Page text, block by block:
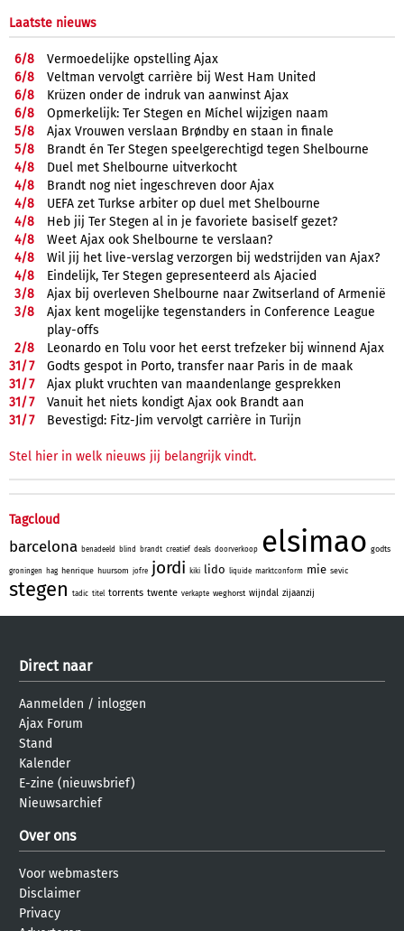
Laatste nieuws
6/8
Vermoedelijke opstelling Ajax
6/8
Veltman vervolgt carrière bij West Ham United
6/8
Krüzen onder de indruk van aanwinst Ajax
6/8
Opmerkelijk: Ter Stegen en Míchel wijzigen naam
5/8
Ajax Vrouwen verslaan Brøndby en staan in finale
5/8
Brandt én Ter Stegen speelgerechtigd tegen Shelbourne
4/8
Duel met Shelbourne uitverkocht
4/8
Brandt nog niet ingeschreven door Ajax
4/8
UEFA zet Turkse arbiter op duel met Shelbourne
4/8
Heb jij Ter Stegen al in je favoriete basiself gezet?
4/8
Weet Ajax ook Shelbourne te verslaan?
4/8
Wil jij het live-verslag verzorgen bij wedstrijden van Ajax?
4/8
Eindelijk, Ter Stegen gepresenteerd als Ajacied
3/8
Ajax bij overleven Shelbourne naar Zwitserland of Armenië
3/8
Ajax kent mogelijke tegenstanders in Conference League
play-offs
2/8
Leonardo en Tolu voor het eerst trefzeker bij winnend Ajax
31/7
Godts gespot in Porto, transfer naar Paris in de maak
31/7
Ajax plukt vruchten van maandenlange gesprekken
31/7
Vanuit het niets kondigt Ajax ook Brandt aan
31/7 Bevestigd: Fitz-Jim vervolgt carrière in Turijn
Stel hier in welk nieuws jij belangrijk vindt.
Tagcloud
barcelona benadeeld blind brandt creatief deals doorverkoop elsimao godts
groningen hag henrique huursom jofre jordi kiki lido liquide marktconform mie sevic
stegen tadic titel torrents twente verkapte weghorst wijndal zijaanzij
Direct naar
Aanmelden / inloggen
Ajax Forum
Stand
Kalender
E-zine (nieuwsbrief)
Nieuwsarchief
Over ons
Voor webmasters
Disclaimer
Privacy